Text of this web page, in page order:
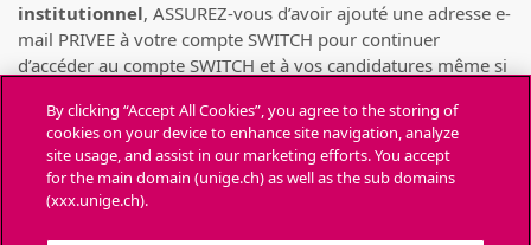
institutionnel, ASSUREZ-vous d’avoir ajouté une adresse e-
mail PRIVEE à votre compte SWITCH pour continuer
d’accéder au compte SWITCH et à vos candidatures même si
(pour cause de départ de l’institution)(consulter la FAQ de
SWITCH).
Chaque personne ne peut déposer des candidatures
By clicking “Accept All Cookies”, you agree to the storing of
cookies on your device to enhance site navigation, analyze
site usage, and assist in our marketing efforts. You accept
for the main domain (unige.ch) as well as the sub domains
(xxx.unige.ch).